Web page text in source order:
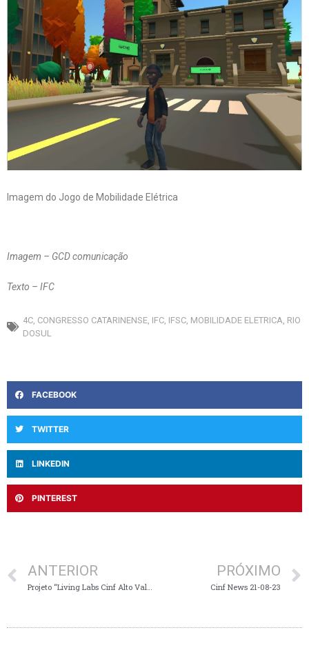
Imagem do Jogo de Mobilidade Elétrica
Imagem – GCD comunicação
Texto – IFC
4C, CONGRESSO CATARINENSE, IFC, IFSC, MOBILIDADE ELETRICA, RIO
DOSUL
FACEBOOK
TWITTER
LINKEDIN
PINTEREST
ANTERIOR
Projeto “Living Labs Cinf Alto Vale” é inaugurado no Centro de Inovação
PRÓXIMO
Cinf News 21-08-23